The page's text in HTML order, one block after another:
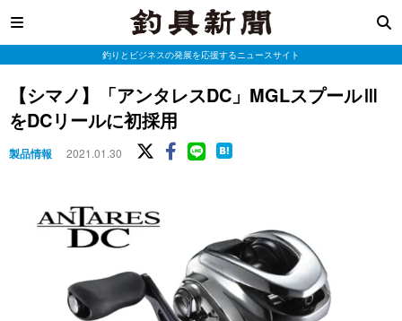
釣りとビジネスの発展を応援するニュースサイト
【シマノ】「アンタレスDC」MGLスプールⅢ
をDCリールに初採用
製品情報 2021.01.30